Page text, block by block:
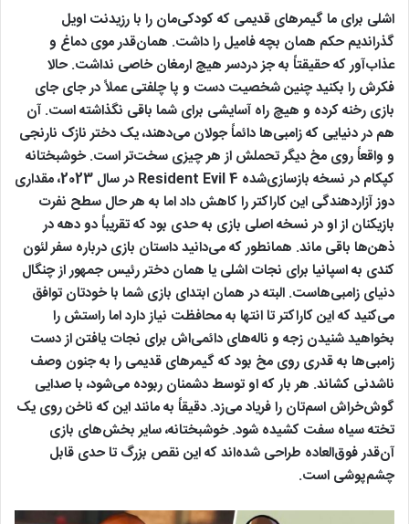
اشلی برای ما گیمرهای قدیمی که کودکی‌مان را با رزیدنت اویل
گذراندیم حکم همان بچه فامیل را داشت. همان‌قدر موی دماغ و
عذاب‌آور که حقیقتاً به جز دردسر هیچ ارمغان خاصی نداشت. حالا
فکرش را بکنید چنین شخصیت دست و پا چلفتی عملاً در جای جای
بازی رخنه کرده و هیچ راه آسایشی برای شما باقی نگذاشته است. آن
هم در دنیایی که زامبی‌ها دائماً جولان می‌دهند، یک دختر نازک نارنجی
و واقعاً روی مخ دیگر تحملش از هر چیزی سخت‌تر است. خوشبختانه
کپکام در نسخه بازسازی‌شده Resident Evil 4 در سال 2023، مقداری
دوز آزاردهندگی این کاراکتر را کاهش داد اما به هر حال سطح نفرت
بازیکنان از او در نسخه اصلی بازی به حدی بود که تقریباً دو دهه در
ذهن‌ها باقی ماند. همانطور که می‌دانید داستان بازی درباره سفر لئون
کندی به اسپانیا برای نجات اشلی یا همان دختر رئیس جمهور از چنگال
دنیای زامبی‌هاست. البته در همان ابتدای بازی شما با خودتان توافق
می‌کنید که این کاراکتر تا انتها به محافظت نیاز دارد اما راستش را
بخواهید شنیدن زجه و ناله‌های دائمی‌اش برای نجات یافتن از دست
زامبی‌ها به قدری روی مخ بود که گیمرهای قدیمی را به جنون وصف
ناشدنی کشاند. هر بار که او توسط دشمنان ربوده می‌شود، با صدایی
گوش‌خراش اسم‌تان را فریاد می‌زد. دقیقاً به مانند این که ناخن روی یک
تخته سیاه سفت کشیده شود. خوشبختانه، سایر بخش‌های بازی
آن‌قدر فوق‌العاده طراحی شده‌اند که این نقص بزرگ تا حدی قابل
چشم‌پوشی است.